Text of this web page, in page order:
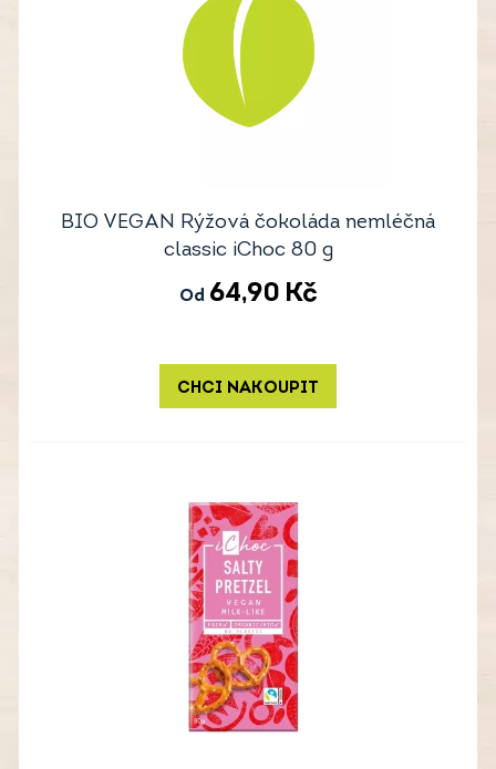
BIO VEGAN Rýžová čokoláda nemléčná
classic iChoc 80 g
Od 64,90 Kč
CHCI NAKOUPIT